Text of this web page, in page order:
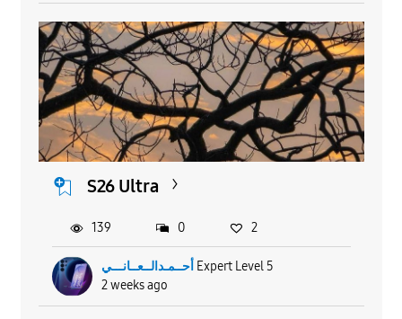
S26 Ultra
أحــمـدالــعــانـــي Expert Level 5
2 weeks ago
139 0 2